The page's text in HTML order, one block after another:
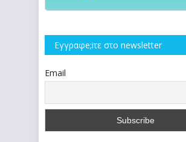
Εγγραφe;iτε στο newsletter
Email